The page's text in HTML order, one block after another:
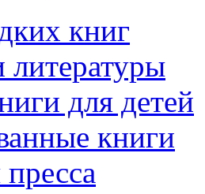
книг
для детей
книги